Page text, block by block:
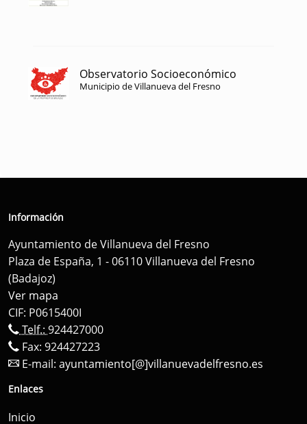
Observatorio Socioeconómico
Municipio de Villanueva del Fresno
Información
Ayuntamiento de Villanueva del Fresno
Plaza de España, 1 - 06110 Villanueva del Fresno
(Badajoz)
Ver mapa
CIF: P0615400I
Telf.: 924427000
Fax: 924427223
E-mail: ayuntamiento[@]villanuevadelfresno.es
Enlaces
Inicio